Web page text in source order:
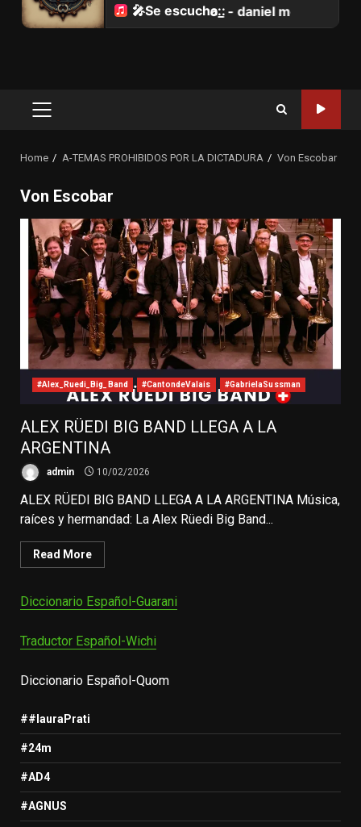
Primary
Home A-TEMAS PROHIBIDOS POR LA DICTADURA Von Escobar
Von Escobar
#Alex_Ruedi_Big_Band #CantondeValais #GabrielaSussman
ALEX RÜEDI BIG BAND LLEGA A LA
ARGENTINA
admin 10/02/2026
ALEX RÜEDI BIG BAND LLEGA A LA ARGENTINA Música,
raíces y hermandad: La Alex Rüedi Big Band...
Read More
Diccionario Español-Guarani
Traductor Español-Wichi
Diccionario Español-Quom
##lauraPrati
#24m
#AD4
#AGNUS